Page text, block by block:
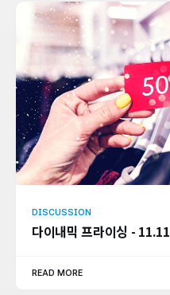
DISCUSSION
다이내믹 프라이싱 - 11.11
READ MORE